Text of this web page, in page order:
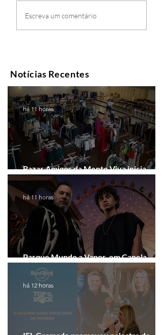
Escreva um comentário
Notícias Recentes
Bazar Amigos da Mente Viva inicia
arrecadação em Gramado e Canela
há 11 horas
Parque Mundo a Vapor, em Canela,
recebe festival eletrônico em agosto
há 11 horas
há 12 horas